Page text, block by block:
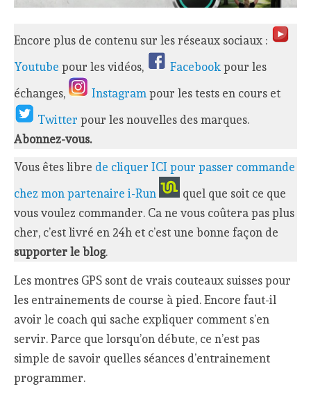
Encore plus de contenu sur les réseaux sociaux :
Youtube pour les vidéos, Facebookpour les
échanges,
Instagrampour les tests en cours et
Twitterpour les nouvelles des marques.
Abonnez-vous.
Vous êtes libre de cliquer ICI pour passer commande
chez mon partenaire i-Run
quel que soit ce que
vous voulez commander. Ca ne vous coûtera pas plus
cher, c’est livré en 24h et c’est une bonne façon de
supporter le blog.
Les montres GPS sont de vrais couteaux suisses pour
les entrainements de course à pied. Encore faut-il
avoir le coach qui sache expliquer comment s’en
servir. Parce que lorsqu’on débute, ce n’est pas
simple de savoir quelles séances d’entrainement
programmer.